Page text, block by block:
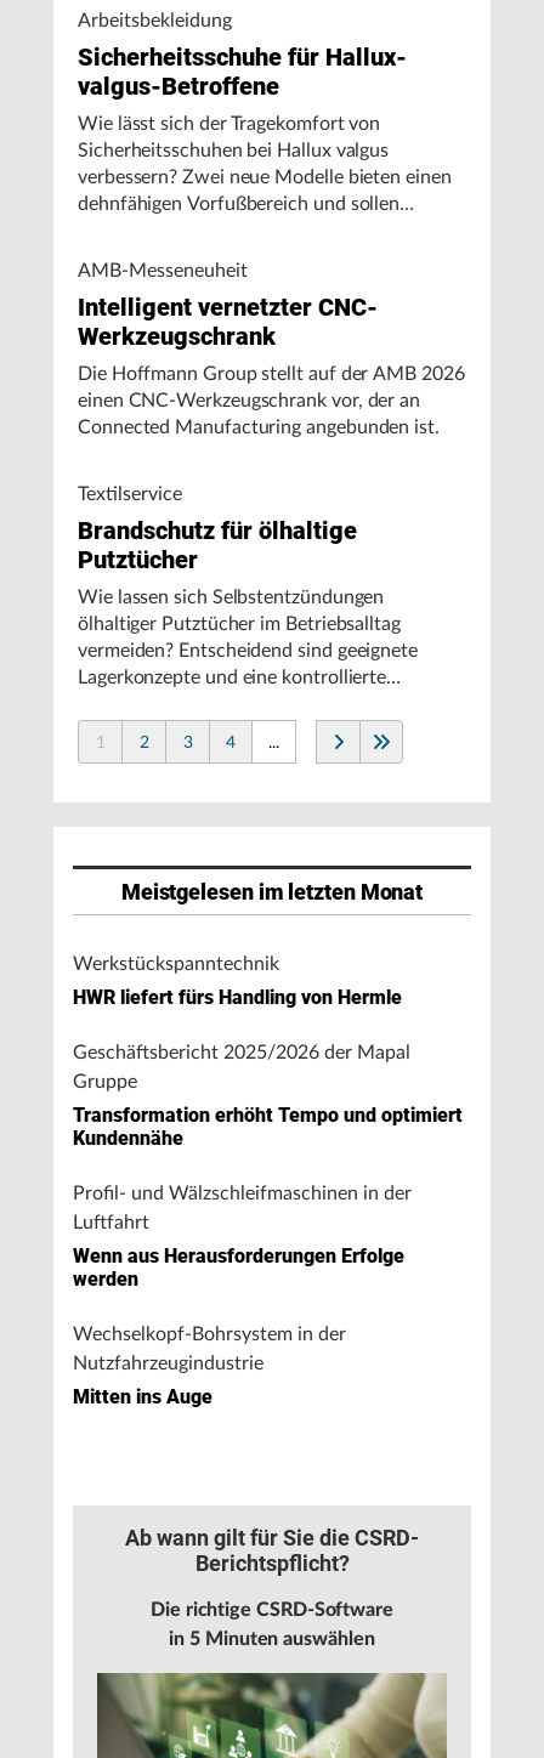
Maschinenleistung, Stillständen und
Energieverbrauch.
Arbeitsbekleidung
Sicherheitsschuhe für Hallux-
valgus-Betroffene
Wie lässt sich der Tragekomfort von
Sicherheitsschuhen bei Hallux valgus
verbessern? Zwei neue Modelle bieten einen
dehnfähigen Vorfußbereich und sollen
AMB-Messeneuheit
Intelligent vernetzter CNC-
Werkzeugschrank
Die Hoffmann Group stellt auf der AMB 2026
einen CNC-Werkzeugschrank vor, der an
Connected Manufacturing angebunden ist.
Textilservice
Brandschutz für ölhaltige
Putztücher
Wie lassen sich Selbstentzündungen
ölhaltiger Putztücher im Betriebsalltag
vermeiden? Entscheidend sind geeignete
Lagerkonzepte und eine kontrollierte
1 2 3 4 ...
Meistgelesen im letzten Monat
Werkstückspanntechnik
HWR liefert fürs Handling von Hermle
Geschäftsbericht 2025/2026 der Mapal
Gruppe
Transformation erhöht Tempo und optimiert
Kundennähe
Profil- und Wälzschleifmaschinen in der
Luftfahrt
Wenn aus Herausforderungen Erfolge
werden
Wechselkopf-Bohrsystem in der
Nutzfahrzeugindustrie
Mitten ins Auge
Ab wann gilt für Sie die CSRD-
Berichtspflicht?
Die richtige CSRD-Software
in 5 Minuten auswählen